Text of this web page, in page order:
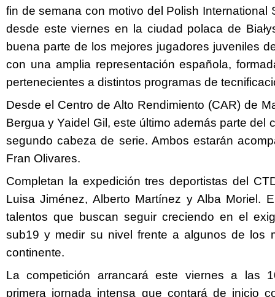
fin de semana con motivo del Polish International
desde este viernes en la ciudad polaca de
buena parte de los mejores jugadores juveniles
con una amplia representación española,
pertenecientes a distintos programas de
Desde el Centro de Alto Rendimiento (CAR) de
Bergua y Yaidel Gil, este último además parte del
segundo cabeza de serie. Ambos estarán
Fran Olivares.
Completan la expedición tres deportistas del
Luisa Jiménez, Alberto Martínez y Alba Moriel.
talentos que buscan seguir creciendo en el
sub19 y medir su nivel frente a algunos de los
continente.
La competición arrancará este viernes a las
primera jornada intensa que contará de inicio